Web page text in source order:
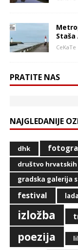
CeKaTe
PRATITE NAS
NAJGLEDANIJE
dhk
društvo hrvatskih
gradska galerija
festival
izložba
poezija